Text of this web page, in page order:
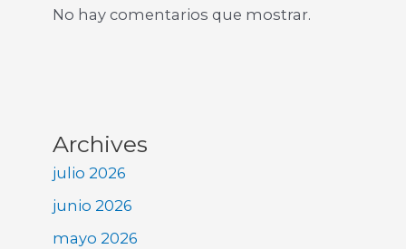
No hay comentarios que mostrar.
Archives
julio 2026
junio 2026
mayo 2026